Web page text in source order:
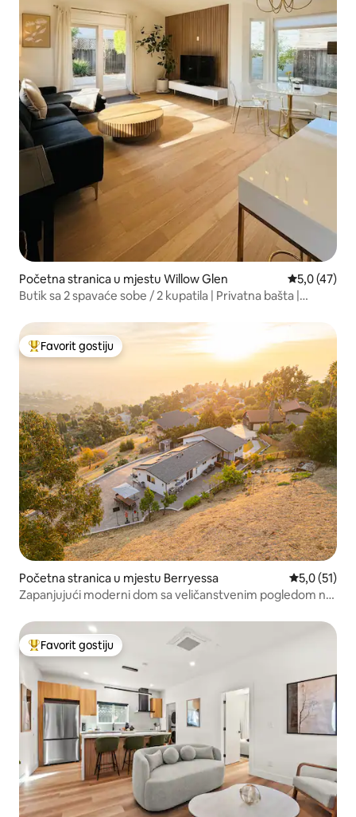
Početna stranica u mjestu Willow Glen prosječna
5,0 (47)
Butik sa 2 spavaće sobe / 2 kupatila | Privatna bašta |
Glavni favorit gostiju
Favorit gostiju
Početna stranica u mjestu Berryessa prosječna
5,0 (51)
Zapanjujući moderni dom sa veličanstvenim pogledom na
Glavni favorit gostiju
Favorit gostiju